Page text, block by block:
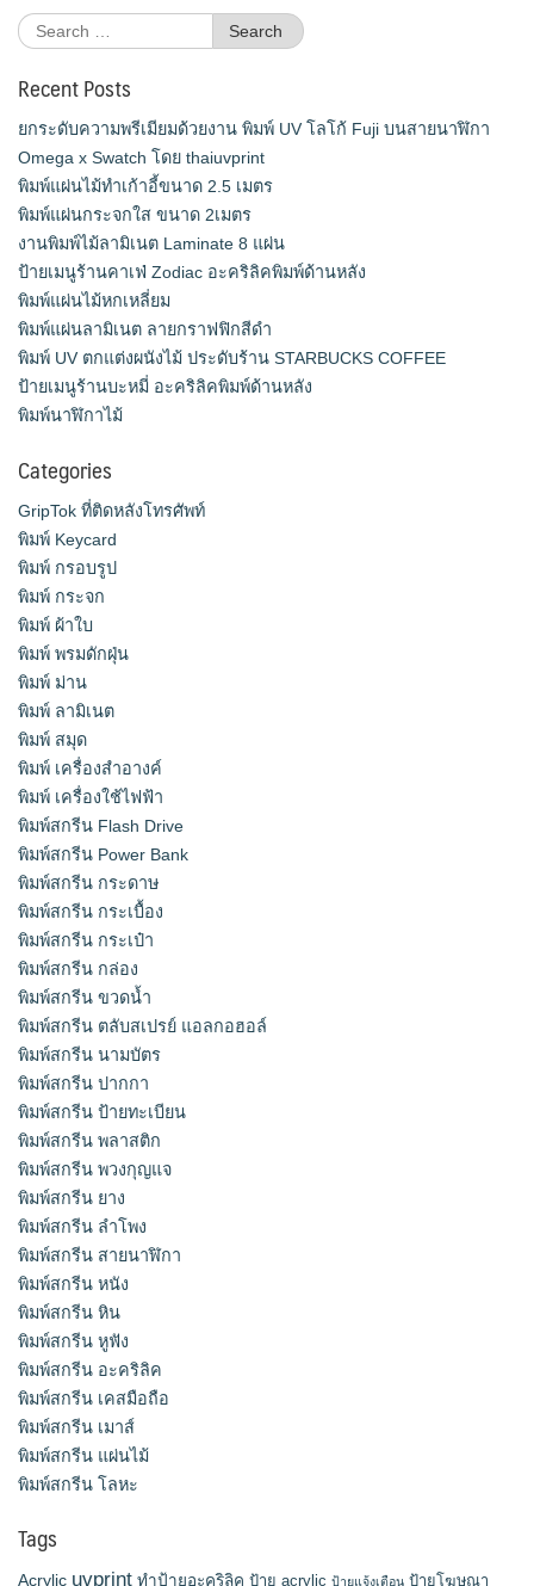
Search
for:
Recent Posts
ยกระดับความพรีเมียมด้วยงาน พิมพ์ UV โลโก้ Fuji บนสายนาฬิกา
Omega x Swatch โดย thaiuvprint
พิมพ์แผ่นไม้ทำเก้าอี้ขนาด 2.5 เมตร
พิมพ์แผ่นกระจกใส ขนาด 2เมตร
งานพิมพ์ไม้ลามิเนต Laminate 8 แผ่น
ป้ายเมนูร้านคาเฟ่ Zodiac อะคริลิคพิมพ์ด้านหลัง
พิมพ์แผ่นไม้หกเหลี่ยม
พิมพ์แผ่นลามิเนต ลายกราฟฟิกสีดำ
พิมพ์ UV ตกแต่งผนังไม้ ประดับร้าน STARBUCKS COFFEE
ป้ายเมนูร้านบะหมี่ อะคริลิคพิมพ์ด้านหลัง
พิมพ์นาฬิกาไม้
Categories
GripTok ที่ติดหลังโทรศัพท์
พิมพ์ Keycard
พิมพ์ กรอบรูป
พิมพ์ กระจก
พิมพ์ ผ้าใบ
พิมพ์ พรมดักฝุ่น
พิมพ์ ม่าน
พิมพ์ ลามิเนต
พิมพ์ สมุด
พิมพ์ เครื่องสําอางค์
พิมพ์ เครื่องใช้ไฟฟ้า
พิมพ์สกรีน Flash Drive
พิมพ์สกรีน Power Bank
พิมพ์สกรีน กระดาษ
พิมพ์สกรีน กระเบื้อง
พิมพ์สกรีน กระเป๋า
พิมพ์สกรีน กล่อง
พิมพ์สกรีน ขวดน้ำ
พิมพ์สกรีน ตลับสเปรย์ แอลกอฮอล์
พิมพ์สกรีน นามบัตร
พิมพ์สกรีน ปากกา
พิมพ์สกรีน ป้ายทะเบียน
พิมพ์สกรีน พลาสติก
พิมพ์สกรีน พวงกุญแจ
พิมพ์สกรีน ยาง
พิมพ์สกรีน ลำโพง
พิมพ์สกรีน สายนาฬิกา
พิมพ์สกรีน หนัง
พิมพ์สกรีน หิน
พิมพ์สกรีน หูฟัง
พิมพ์สกรีน อะคริลิค
พิมพ์สกรีน เคสมือถือ
พิมพ์สกรีน เมาส์
พิมพ์สกรีน แผ่นไม้
พิมพ์สกรีน โลหะ
Tags
Acrylic uvprint ทำป้ายอะคริลิค ป้าย acrylic ป้ายแจ้งเตือน ป้ายโฆษณา